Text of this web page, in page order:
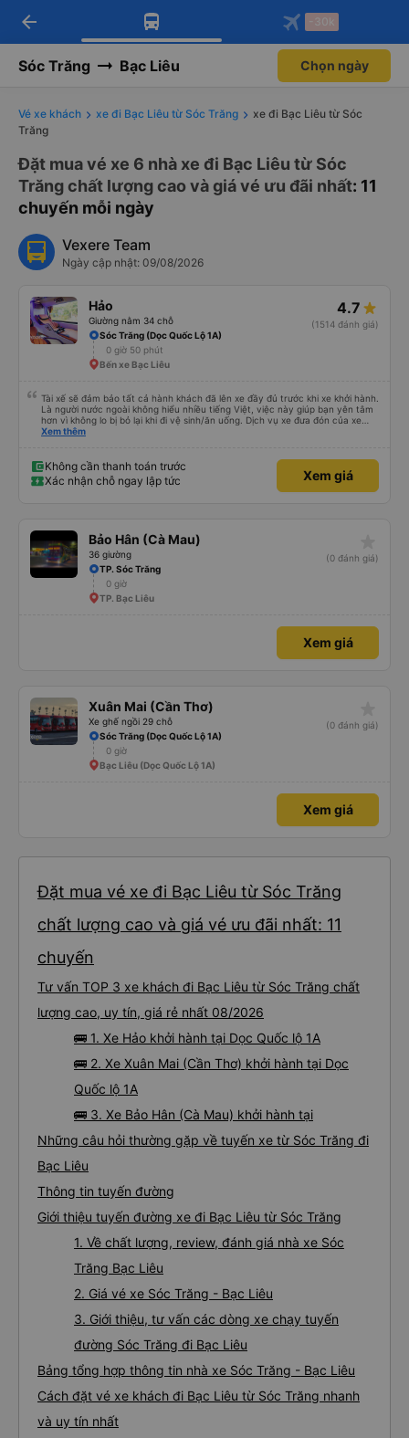
Tải app Vexere ngay!
Nhận ưu đãi thành viên độc
Mở app
Tải app Vexere
-30k/ghế khi đặt vé máy bay qua
Mở app
arrow_back -30k
Sóc Trăng Bạc Liêu Chọn ngày
Vé xe khách xe đi Bạc Liêu từ Sóc Trăng
xe đi Bạc Liêu từ Sóc
Trăng
Đặt mua vé xe 6 nhà xe đi Bạc Liêu từ Sóc
Trăng chất lượng cao và giá vé ưu đãi nhất: 11
chuyến mỗi ngày
Vexere Team
Ngày cập nhật: 09/08/2026
Hảo
Giường nằm 34 chỗ
4.7
(1514 đánh giá)
Sóc Trăng (Dọc Quốc Lộ 1A)
0 giờ 50 phút
Bến xe Bạc Liêu
Tài xế sẽ đảm bảo tất cả hành khách đã lên xe đầy đủ trước khi xe khởi hành.
Là người nước ngoài không hiểu nhiều tiếng Việt, việc này giúp bạn yên tâm
hơn vì không lo bị bỏ lại khi đi vệ sinh/ăn uống. Dịch vụ xe đưa đón của xe
buýt Hảo cũng là một điểm cộng, đưa bạn từ bến xe đến chỗ ở MIỄN PHÍ!
Xem thêm
Không cần thanh toán trước
Xác nhận chỗ ngay lập tức
Xem giá
Bảo Hân (Cà Mau)
36 giường
(0 đánh giá)
TP. Sóc Trăng
0 giờ
TP. Bạc Liêu
Xem giá
Xuân Mai (Cần Thơ)
Xe ghế ngồi 29 chỗ
(0 đánh giá)
Sóc Trăng (Dọc Quốc Lộ 1A)
0 giờ
Bạc Liêu (Dọc Quốc Lộ 1A)
Xem giá
Đặt mua vé xe đi Bạc Liêu từ Sóc Trăng
chất lượng cao và giá vé ưu đãi nhất: 11
chuyến
Tư vấn TOP 3 xe khách đi Bạc Liêu từ Sóc Trăng chất
lượng cao, uy tín, giá rẻ nhất 08/2026
🚌 1. Xe Hảo khởi hành tại Dọc Quốc lộ 1A
🚌 2. Xe Xuân Mai (Cần Thơ) khởi hành tại Dọc
Quốc lộ 1A
🚌 3. Xe Bảo Hân (Cà Mau) khởi hành tại
Những câu hỏi thường gặp về tuyến xe từ Sóc Trăng đi
Bạc Liêu
Thông tin tuyến đường
Giới thiệu tuyến đường xe đi Bạc Liêu từ Sóc Trăng
1. Về chất lượng, review, đánh giá nhà xe Sóc
Trăng Bạc Liêu
2. Giá vé xe Sóc Trăng - Bạc Liêu
3. Giới thiệu, tư vấn các dòng xe chạy tuyến
đường Sóc Trăng đi Bạc Liêu
Bảng tổng hợp thông tin nhà xe Sóc Trăng - Bạc Liêu
Cách đặt vé xe khách đi Bạc Liêu từ Sóc Trăng nhanh
và uy tín nhất